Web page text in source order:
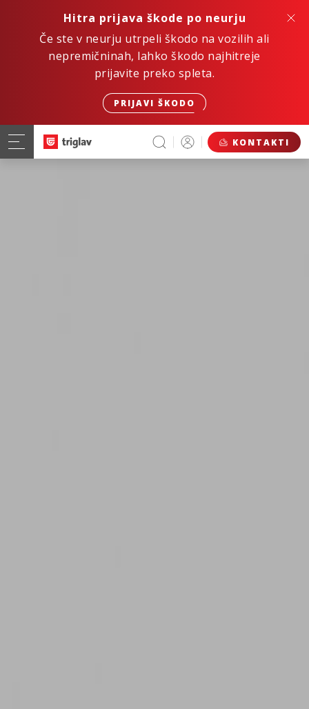
Hitra prijava škode po neurju
Če ste v neurju utrpeli škodo na vozilih ali
nepremičninah, lahko škodo najhitreje
prijavite preko spleta.
PRIJAVI ŠKODO
KONTAKTI